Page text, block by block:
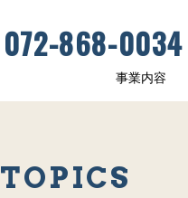
072-868-0034
事業内容
TOPICS